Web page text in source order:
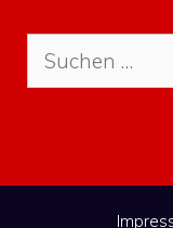
Suche
nach: